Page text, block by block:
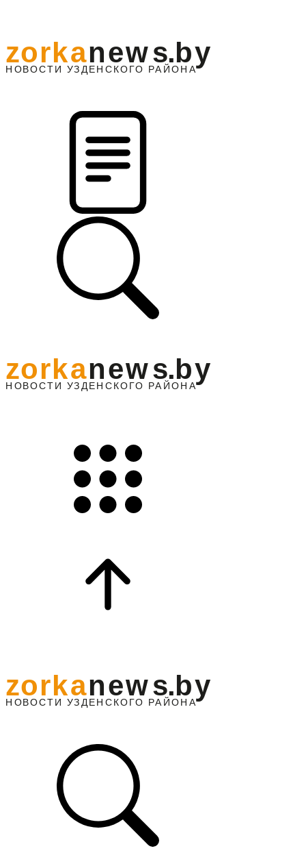
НО ВОСТИ УЗДЕНС КО ГО РАЙОНА
zorkanews.by